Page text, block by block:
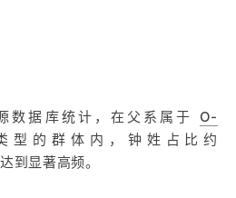
数据库统计，在父系属于 O-
型的群体内，钟姓占比约
到显著高频。